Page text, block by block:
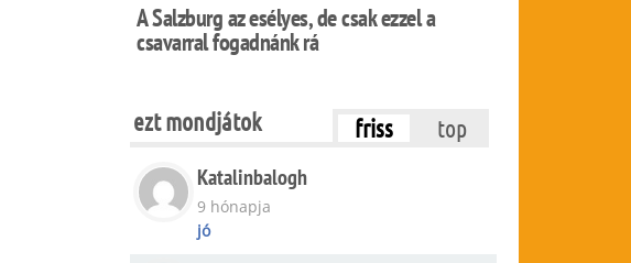
A Salzburg az esélyes, de csak ezzel a
csavarral fogadnánk rá
ezt mondjátok friss
top
Katalinbalogh
9 hónapja
jó